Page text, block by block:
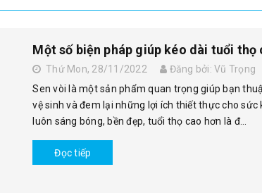
Một số biện pháp giúp kéo dài tuổi thọ
Thứ Mon, 28/11/2022
Đăng bởi: Vũ Trọng
Sen vòi là một sản phẩm quan trọng giúp bạn
vệ sinh và đem lại những lợi ích thiết thực cho sức
luôn sáng bóng, bền đẹp, tuổi thọ cao hơn là đ...
Đọc tiếp